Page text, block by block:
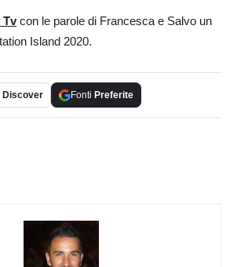
Tvcon le parole di Francesca e Salvo un
Island 2020.
Discover Fonti Preferite